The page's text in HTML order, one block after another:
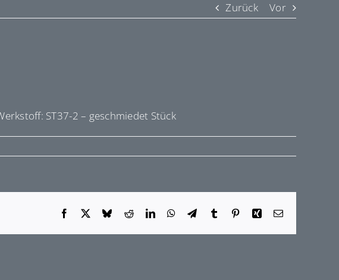
Zurück Vor
ST37-2 – geschmiedet Stück
Facebook BlueskyRedditLinkedInWhatsApp
TelegramTumblr PinterestXing E-